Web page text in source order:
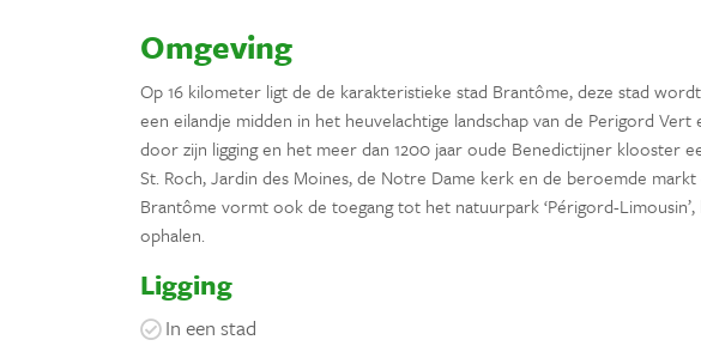
Omgeving
Op 16 kilometer ligt de de karakteristieke stad Brantôme, deze stad
een eilandje midden in het heuvelachtige landschap van de Perigord
door zijn ligging en het meer dan 1200 jaar oude Benedictijner klooster
St. Roch, Jardin des Moines, de Notre Dame kerk en de beroemde
Brantôme vormt ook de toegang tot het natuurpark ‘Périgord-
ophalen.
Ligging
In een stad